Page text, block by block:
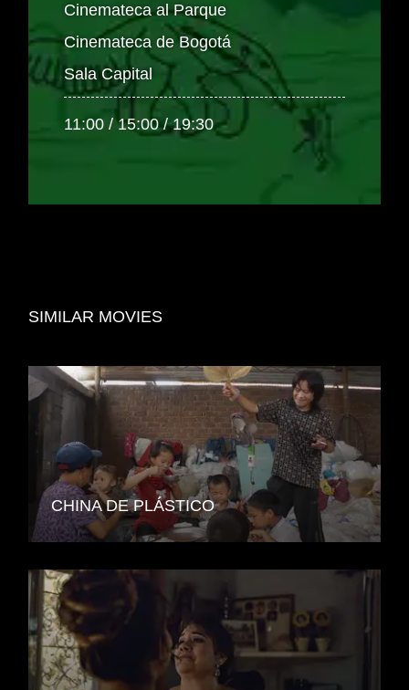
Cinemateca al Parque
Cinemateca de Bogotá
Sala Capital
11:00 / 15:00 / 19:30
SIMILAR MOVIES
CHINA DE PLÁSTICO